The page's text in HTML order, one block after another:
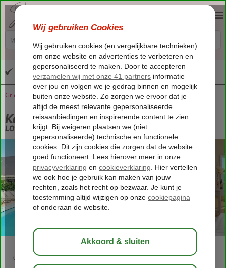
Altijd inclusief huurauto
Home
Griekenland Kreta Plakias Kostas en Chryssoula Appartementen
Kostas en Chryssoula Appartementen
LO Hotel
03:30 aug 29°C delen bewaar